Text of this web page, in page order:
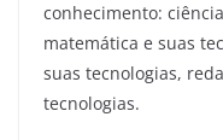
conhecimento:
matemática e suas
suas tecnologias,
tecnologias.